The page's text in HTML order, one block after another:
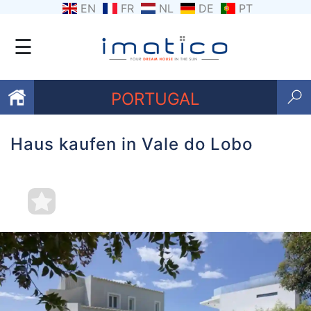
EN FR NL DE PT
☰
PORTUGAL
Favoriten
uns
Kontaktiere
uns
Geschäftsbedingungen
Haus kaufen in Vale do Lobo